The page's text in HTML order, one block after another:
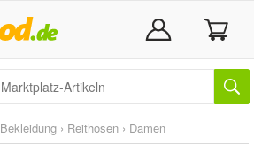
Bekleidung › Reithosen › Damen